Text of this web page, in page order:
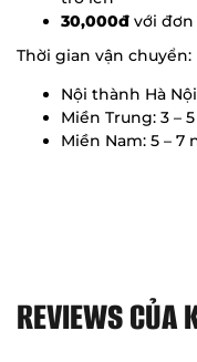
30,000đ với
Thời gian vận chuyển:
Nội thành Hà
Miền Trung: 3 –
Miền Nam: 5 – 7
REVIEWS CỦA